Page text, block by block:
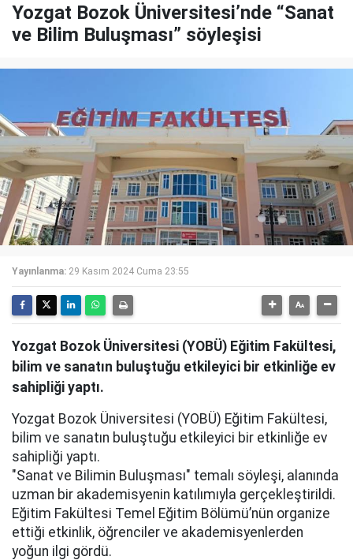
Yozgat Bozok Üniversitesi’nde “Sanat
ve Bilim Buluşması” söyleşisi
Yayınlanma: 29 Kasım 2024 Cuma 23:55
Yozgat Bozok Üniversitesi (YOBÜ) Eğitim Fakültesi,
bilim ve sanatın buluştuğu etkileyici bir etkinliğe ev
sahipliği yaptı.
Yozgat Bozok Üniversitesi (YOBÜ) Eğitim Fakültesi,
bilim ve sanatın buluştuğu etkileyici bir etkinliğe ev
sahipliği yaptı.
"Sanat ve Bilimin Buluşması" temalı söyleşi, alanında
uzman bir akademisyenin katılımıyla gerçekleştirildi.
Eğitim Fakültesi Temel Eğitim Bölümü’nün organize
ettiği etkinlik, öğrenciler ve akademisyenlerden
yoğun ilgi gördü.